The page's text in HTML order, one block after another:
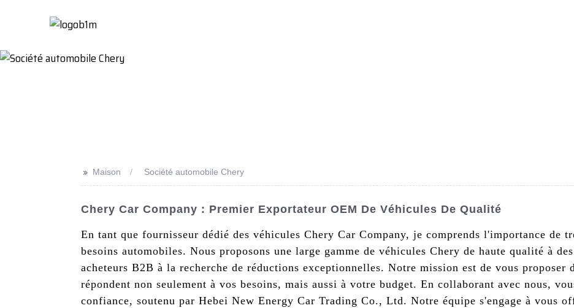
>> Maison Société automobile Chery
Chery Car Company : Premier Exportateur OEM De Véhicules De Qualité
En tant que fournisseur dédié des véhicules Chery Car Company, je comprends l'importance de
besoins automobiles. Nous proposons une large gamme de véhicules Chery de haute qualité à
acheteurs B2B à la recherche de réductions exceptionnelles. Notre mission est de vous proposer
répondent non seulement à vos besoins, mais aussi à votre budget. En collaborant avec nous,
confiance, soutenu par Hebei New Energy Car Trading Co., Ltd. Notre équipe s'engage à vous